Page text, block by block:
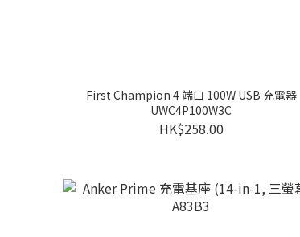
First Champion 4 端口 100W USB 充電器
UWC4P100W3C
HK$258.00